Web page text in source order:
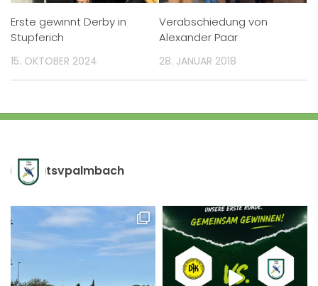
Erste gewinnt Derby in
Stupferich
15. OKTOBER 2024
Verabschiedung von
Alexander Paar
28. JANUAR 2018
tsvpalmbach